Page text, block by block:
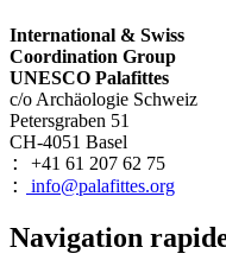
International & Swiss
Coordination Group
UNESCO Palafittes
c/o Archäologie Schweiz
Petersgraben 51
CH-4051 Basel
: +41 61 207 62 75
: info@palafittes.org
Navigation